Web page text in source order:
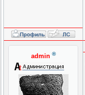
admin ®